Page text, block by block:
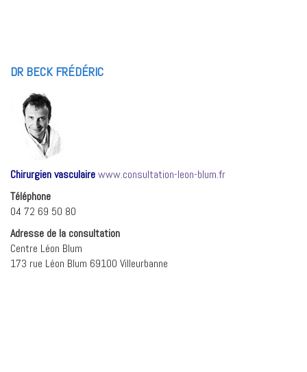
DR BECK FRÉDÉRIC
Chirurgien vasculairewww.consultation-leon-blum.fr
Téléphone
04 72 69 50 80
Adresse de la consultation
Centre Léon Blum
173 rue Léon Blum 69100 Villeurbanne